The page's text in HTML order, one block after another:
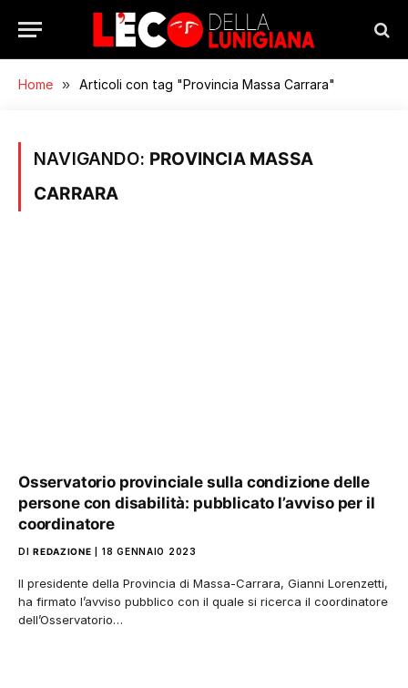
Home » Articoli con tag "Provincia Massa Carrara"
NAVIGANDO: PROVINCIA MASSA
CARRARA
Osservatorio provinciale sulla condizione delle
persone con disabilità: pubblicato l’avviso per il
coordinatore
DI REDAZIONE 18 GENNAIO 2023
Il presidente della Provincia di Massa-Carrara, Gianni Lorenzetti,
ha firmato l’avviso pubblico con il quale si ricerca il coordinatore
dell’Osservatorio…